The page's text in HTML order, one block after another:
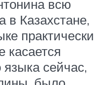
всю
в Казахстане,
практически
касается
языка сейчас,